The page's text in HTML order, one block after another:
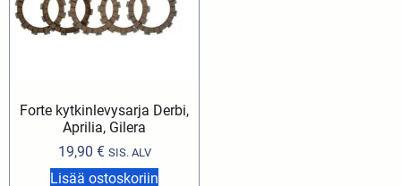
Forte kytkinlevysarja Derbi,
Aprilia, Gilera
19,90 € SIS. ALV
Lisää ostoskoriin